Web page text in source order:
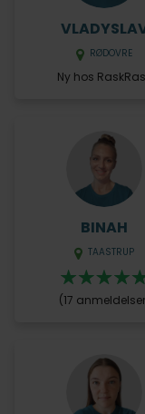
RØDOVRE
Ny hos
BINAH
TAASTRUP
(17